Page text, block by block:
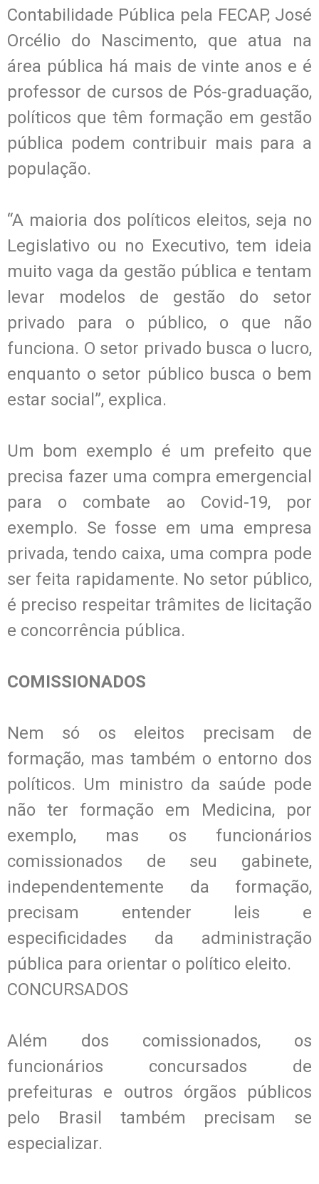
Contabilidade Pública pela FECAP, José
Orcélio do Nascimento, que atua na
área pública há mais de vinte anos e é
professor de cursos de Pós-graduação,
políticos que têm formação em gestão
pública podem contribuir mais para a
população.
“A maioria dos políticos eleitos, seja no
Legislativo ou no Executivo, tem ideia
muito vaga da gestão pública e tentam
levar modelos de gestão do setor
privado para o público, o que não
funciona. O setor privado busca o lucro,
enquanto o setor público busca o bem
estar social”, explica.
Um bom exemplo é um prefeito que
precisa fazer uma compra emergencial
para o combate ao Covid-19, por
exemplo. Se fosse em uma empresa
privada, tendo caixa, uma compra pode
ser feita rapidamente. No setor público,
é preciso respeitar trâmites de licitação
e concorrência pública.
COMISSIONADOS
Nem só os eleitos precisam de
formação, mas também o entorno dos
políticos. Um ministro da saúde pode
não ter formação em Medicina, por
exemplo, mas os funcionários
comissionados de seu gabinete,
independentemente da formação,
precisam entender leis e
especificidades da administração
pública para orientar o político eleito.
CONCURSADOS
Além dos comissionados, os
funcionários concursados de
prefeituras e outros órgãos públicos
pelo Brasil também precisam se
especializar.